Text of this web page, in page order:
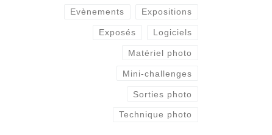
Evènements Expositions
Exposés Logiciels
Matériel photo
Mini-challenges
Sorties photo
Technique photo